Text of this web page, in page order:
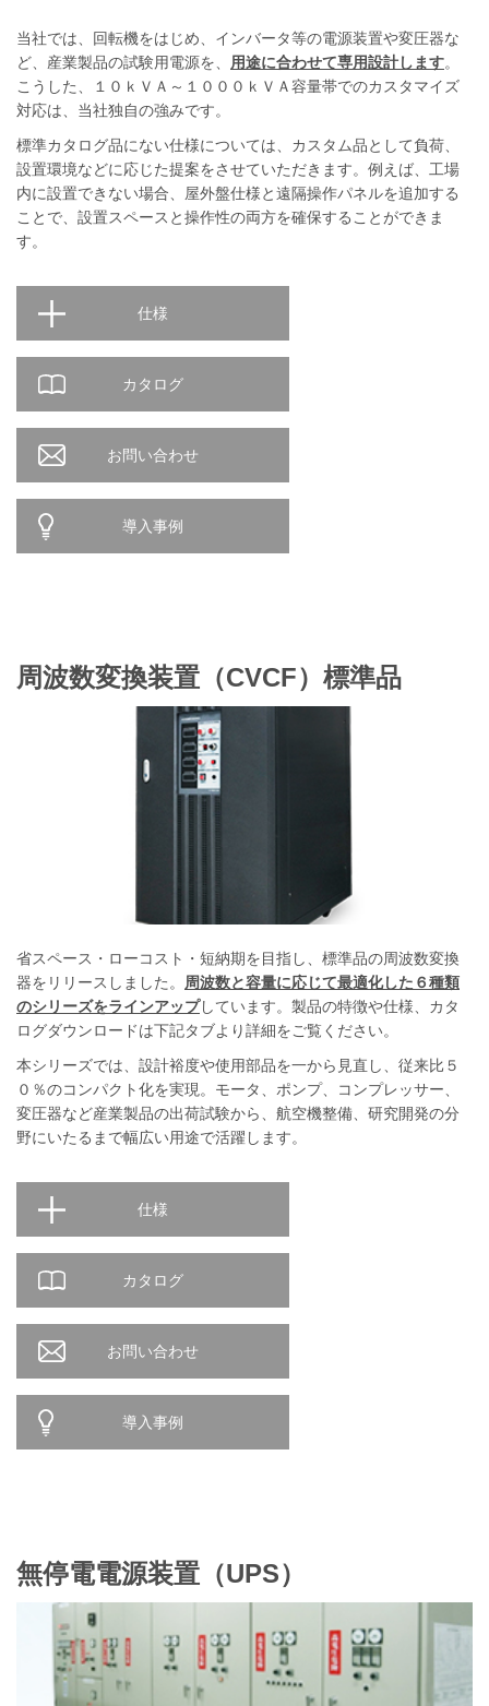
当社では、回転機をはじめ、インバータ等の電源装置や変圧器な
ど、産業製品の試験用電源を、 用途に合わせて専用設計します。
こうした、１０ｋＶＡ～１０００ｋＶＡ容量帯でのカスタマイズ
対応は、当社独自の強みです。
標準カタログ品にない仕様については、カスタム品として負荷、
設置環境などに応じた提案をさせていただきます。例えば、工場
内に設置できない場合、屋外盤仕様と遠隔操作パネルを追加する
ことで、設置スペースと操作性の両方を確保することができま
す。
仕様
カタログ
お問い合わせ
導入事例
周波数変換装置（CVCF）標準品
省スペース・ローコスト・短納期を目指し、標準品の周波数変換
器をリリースしました。
周波数と容量に応じて最適化した６種類
のシリーズをラインアップしています。製品の特徴や仕様、カタ
ログダウンロードは下記タブより詳細をご覧ください。
本シリーズでは、設計裕度や使用部品を一から見直し、従来比５
０％のコンパクト化を実現。モータ、ポンプ、コンプレッサー、
変圧器など産業製品の出荷試験から、航空機整備、研究開発の分
野にいたるまで幅広い用途で活躍します。
仕様
カタログ
お問い合わせ
導入事例
無停電電源装置（UPS）